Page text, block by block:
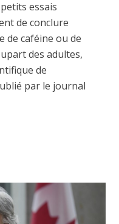
essais
de conclure
de caféine ou de
des adultes,
de
par le journal